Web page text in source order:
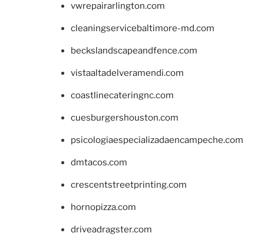
vwrepairarlington.com
cleaningservicebaltimore-md.com
beckslandscapeandfence.com
vistaaltadelveramendi.com
coastlinecateringnc.com
cuesburgershouston.com
psicologiaespecializadaencampeche.com
dmtacos.com
crescentstreetprinting.com
hornopizza.com
driveadragster.com